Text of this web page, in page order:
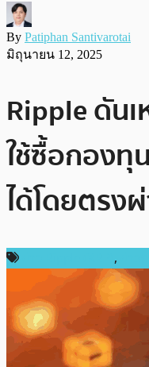
By Patiphan Santivarotai
มิถุนายน 12, 2025
Ripple ดัน
ใช้ซื้อกอง
ได้โดยตรง
,